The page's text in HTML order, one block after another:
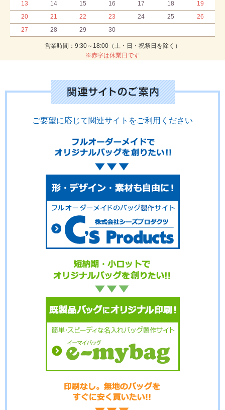
13
14 15 16 17 18
19
20
21 22 23 24 25
26
27
28 29 30
営業時間：9:30～18:00（土・日・祝祭日を除く）
※赤字は休業日です
ご要望に応じて関連サイトをご利用ください